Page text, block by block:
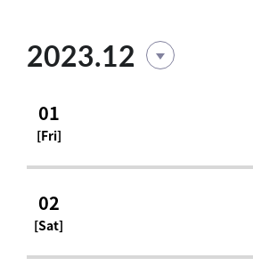
2023.12
01
[Fri]
02
[Sat]